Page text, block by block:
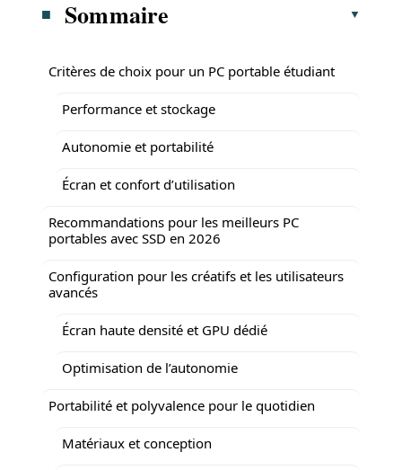
Sommaire
Critères de choix pour un PC portable étudiant
Performance et stockage
Autonomie et portabilité
Écran et confort d’utilisation
Recommandations pour les meilleurs PC
portables avec SSD en 2026
Configuration pour les créatifs et les utilisateurs
avancés
Écran haute densité et GPU dédié
Optimisation de l’autonomie
Portabilité et polyvalence pour le quotidien
Matériaux et conception